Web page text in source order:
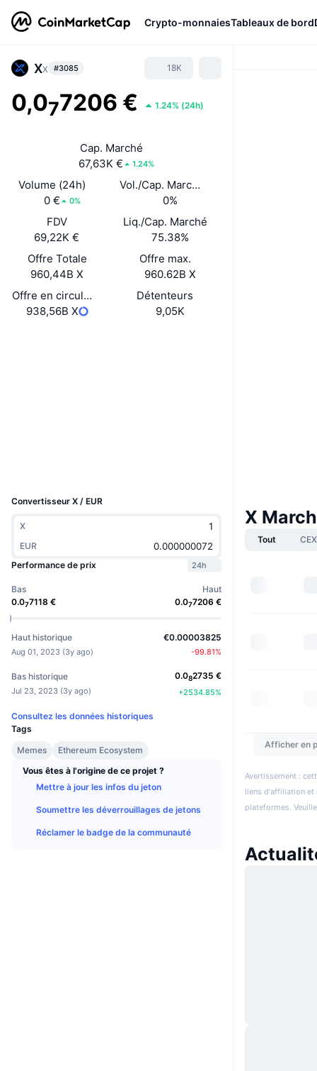
Crypto-monnaiesTableaux de bord
XX #3085 18K
0,077206 € 1.24% (24h)
Cap. Marché
67,63K €
1.24%
Volume (24h)
0 €
0%
Vol./Cap. Marché (24 h)
0%
FDV
69,22K €
Liq./Cap. Marché
75.38%
Offre Totale
960,44B X
Offre max.
960.62B X
Offre en circulation
938,56B X
Détenteurs
9,05K
Convertisseur X / EUR
X
EUR
Performance de prix
24h
Bas
0.077118 €
Haut
0.077206 €
Haut historique
Aug 01, 2023 (3y ago)
€0.00003825
-99.81%
Bas historique
Jul 23, 2023 (3y ago)
0.082735 €
+2534.85%
Consultez les données historiques
Tags
Memes
Ethereum Ecosystem
Vous êtes à l'origine de ce projet ?
Mettre à jour les infos du jeton
Soumettre les déverrouillages de jetons
Réclamer le badge de la communauté
X
Tout CEX
Afficher en
Avertissement :
liens d'affiliation et
plateformes.